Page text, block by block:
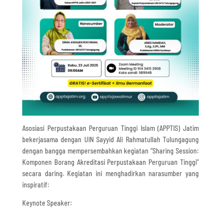
Asosiasi Perpustakaan Perguruan Tinggi Islam (APPTIS) Jatim
bekerjasama dengan UIN Sayyid Ali Rahmatullah Tulungagung
dengan bangga mempersembahkan kegiatan “Sharing Session:
Komponen Borang Akreditasi Perpustakaan Perguruan Tinggi”
secara daring. Kegiatan ini menghadirkan narasumber yang
inspiratif:
Keynote Speaker: